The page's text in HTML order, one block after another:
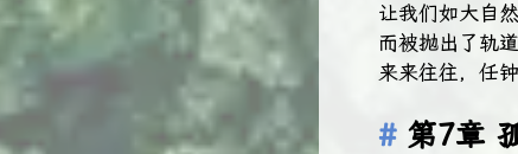
让我们如大自
而被抛出了轨
来来往往，任
第7章